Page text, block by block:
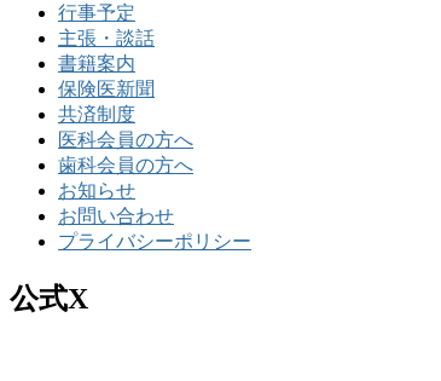
行事予定
主張・談話
書籍案内
保険医新聞
共済制度
医科会員の方へ
歯科会員の方へ
お知らせ
お問い合わせ
プライバシーポリシー
公式X